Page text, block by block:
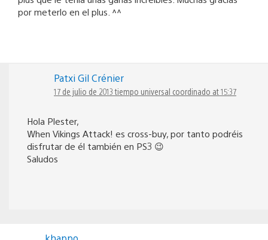
por meterlo en el plus. ^^
Patxi Gil Crénier
17 de julio de 2013 tiempo universal coordinado at 15:37
Hola Plester,
When Vikings Attack! es cross-buy, por tanto podréis
disfrutar de él también en PS3 😉
Saludos